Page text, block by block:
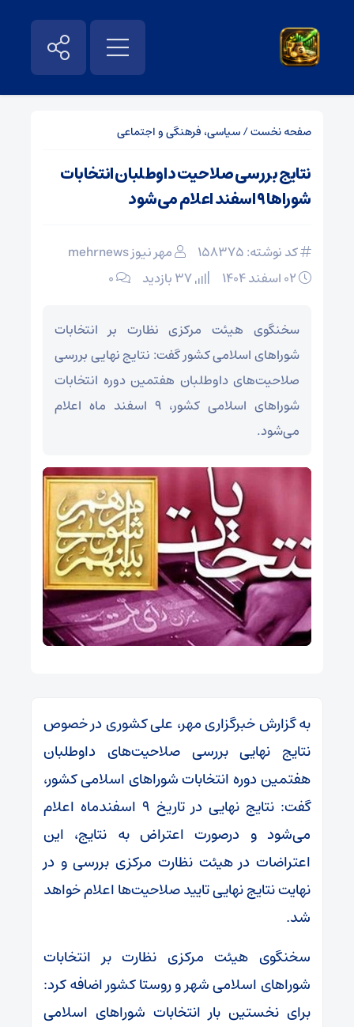
صفحه نخست/سیاسی، فرهنگی و اجتماعی
نتایج بررسی صلاحیت‌ داوطلبان انتخابات
شوراها ۹ اسفند اعلام می‌شود
کد نوشته: 158375
مهر نیوز mehrnews
۰
سخنگوی هیئت مرکزی نظارت بر انتخابات
شوراهای اسلامی کشور گفت: نتایج نهایی بررسی
صلاحیت‌های داوطلبان هفتمین دوره انتخابات
شوراهای اسلامی کشور، ۹ اسفند ماه اعلام
می‌شود.
به گزارش خبرگزاری مهر، علی کشوری در خصوص
نتایج نهایی بررسی صلاحیت‌های داوطلبان
هفتمین دوره انتخابات شوراهای اسلامی کشور،
گفت: نتایج نهایی در تاریخ ۹ اسفندماه اعلام
می‌شود و درصورت اعتراض به نتایج، این
اعتراضات در هیئت نظارت مرکزی بررسی و در
نهایت نتایج نهایی تایید صلاحیت‌ها اعلام خواهد
شد.
سخنگوی هیئت مرکزی نظارت بر انتخابات
شوراهای اسلامی شهر و روستا کشور اضافه کرد:
برای نخستین بار انتخابات شوراهای اسلامی